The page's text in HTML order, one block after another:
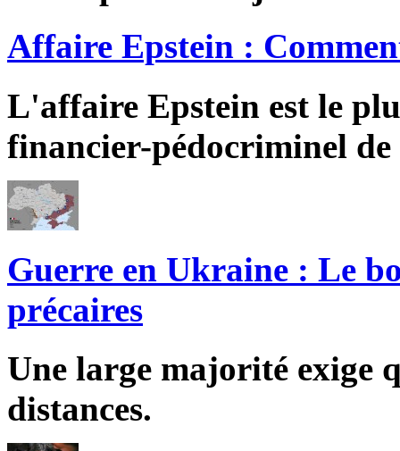
Affaire Epstein :
L'affaire Epstein est le
financier-pédocriminel
Guerre en Ukraine : Le
précaires
Une large majorité exige
distances.